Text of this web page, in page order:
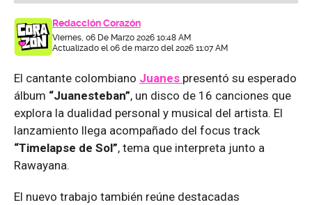
Redacción Corazón
Viernes, 06 De Marzo 2026 10:48 AM
Actualizado el 06 de marzo del 2026 11:07 AM
El cantante colombiano Juanes presentó su esperado
álbum “Juanesteban”, un disco de 16 canciones que
explora la dualidad personal y musical del artista. El
lanzamiento llega acompañado del focus track
“Timelapse de Sol”, tema que interpreta junto a
Rawayana.
El nuevo trabajo también reúne destacadas